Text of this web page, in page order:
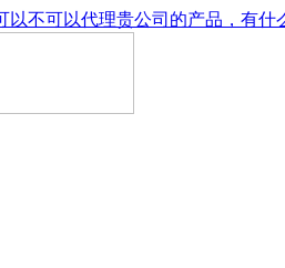
以不可以代理贵公司的产品，有什